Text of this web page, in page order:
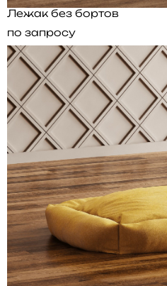
Лежак без бортов
по запросу